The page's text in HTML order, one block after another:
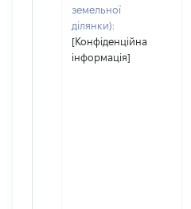
земельної
ділянки):
[Конфіденційна
інформація]